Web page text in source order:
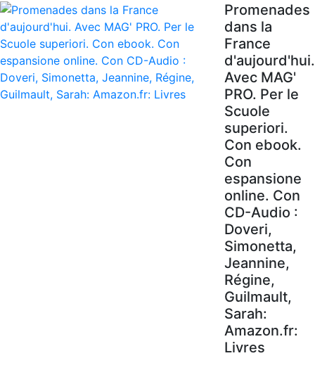
Promenades
dans la
France
d'aujourd'hui.
Avec MAG'
PRO. Per le
Scuole
superiori.
Con ebook.
Con
espansione
online. Con
CD-Audio :
Doveri,
Simonetta,
Jeannine,
Régine,
Guilmault,
Sarah:
Amazon.fr:
Livres